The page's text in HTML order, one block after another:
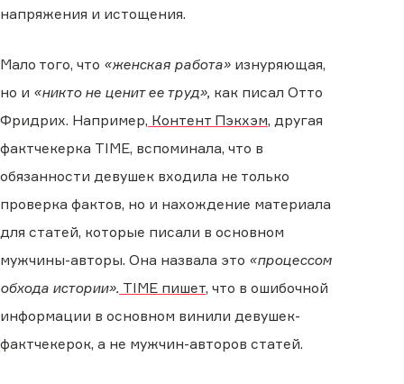
напряжения и истощения.
Мало того, что «женская работа» изнуряющая,
но и «никто не ценит ее труд», как писал Отто
Фридрих. Например, Контент Пэкхэм, другая
фактчекерка TIME, вспоминала, что в
обязанности девушек входила не только
проверка фактов, но и нахождение материала
для статей, которые писали в основном
мужчины-авторы. Она назвала это «процессом
обхода истории». TIME пишет, что в ошибочной
информации в основном винили девушек-
фактчекерок, а не мужчин-авторов статей.